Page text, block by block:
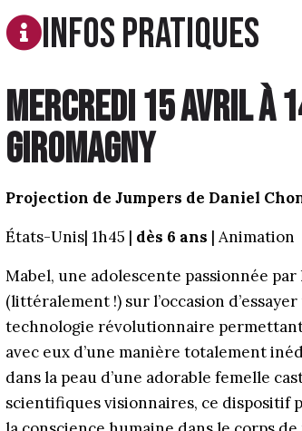
Infos PRATIQUES
Mercredi 15 Avril à
Giromagny
Projection de Jumpers de Daniel
États-Unis| 1h45 | dès 6 ans | Animation
Mabel, une adolescente passionnée par
(littéralement !) sur l’occasion
technologie révolutionnaire
avec eux d’une manière totalement
dans la peau d’une adorable femelle
scientifiques visionnaires, ce dispositif